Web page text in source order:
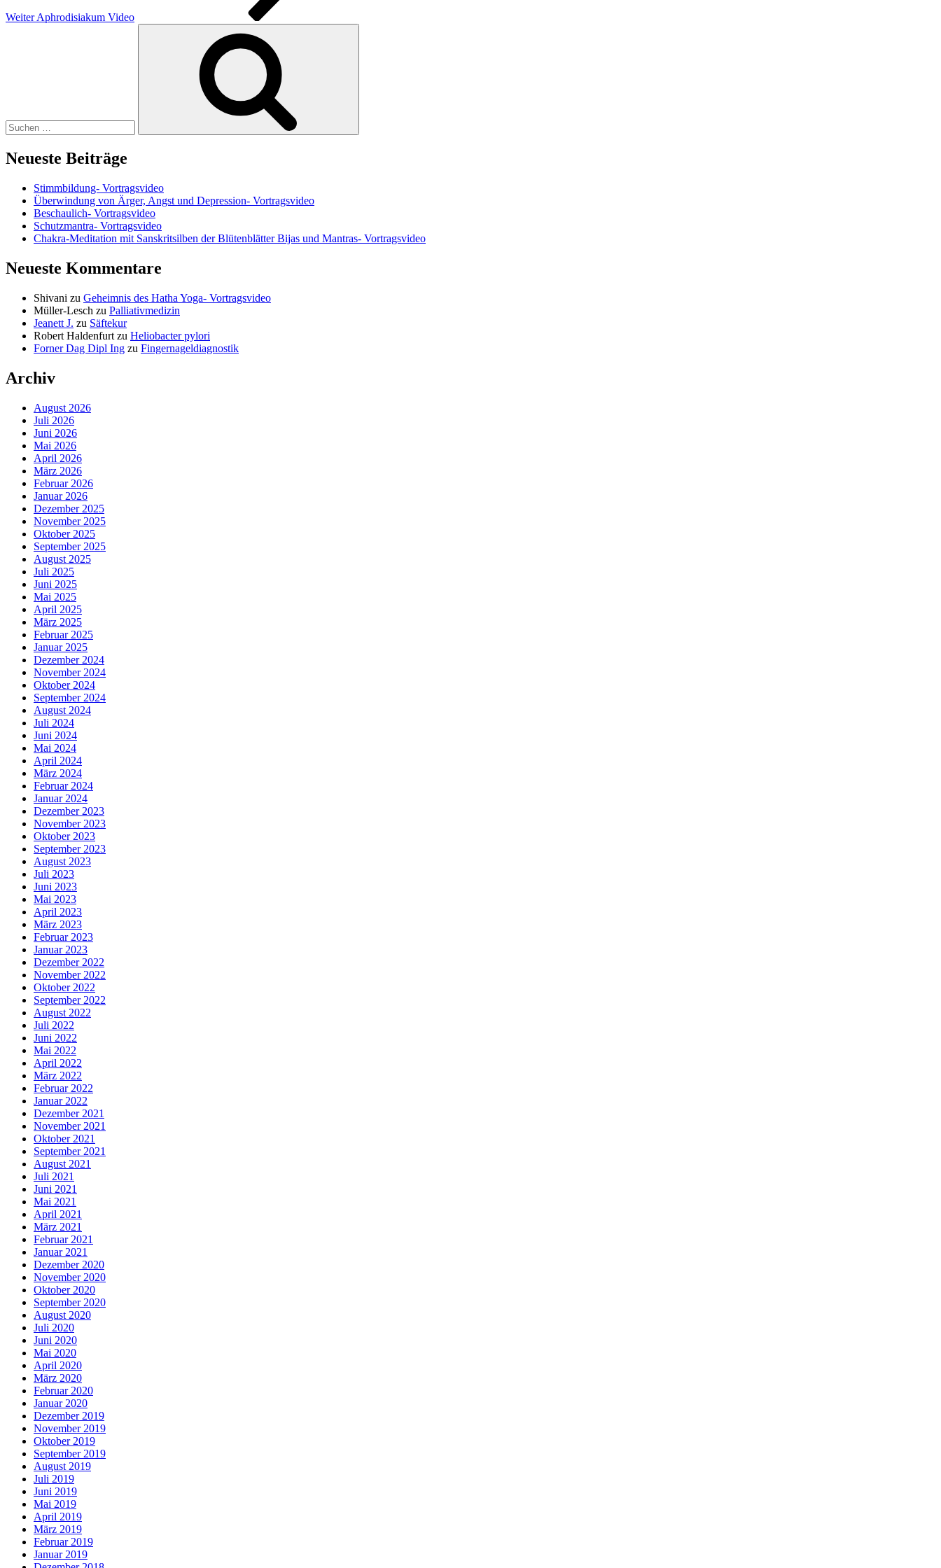
Weiter Aphrodisiakum Video
Neueste Beiträge
Stimmbildung- Vortragsvideo
Überwindung von Ärger, Angst und Depression- Vortragsvideo
Beschaulich- Vortragsvideo
Schutzmantra- Vortragsvideo
Chakra-Meditation mit Sanskritsilben der Blütenblätter Bijas und Mantras- Vortragsvideo
Neueste Kommentare
Shivani zu Geheimnis des Hatha Yoga- Vortragsvideo
Müller-Lesch zu Palliativmedizin
Jeanett J. zu Säftekur
Robert Haldenfurt zu Heliobacter pylori
Forner Dag Dipl Ing zu Fingernageldiagnostik
Archiv
August 2026
Juli 2026
Juni 2026
Mai 2026
April 2026
März 2026
Februar 2026
Januar 2026
Dezember 2025
November 2025
Oktober 2025
September 2025
August 2025
Juli 2025
Juni 2025
Mai 2025
April 2025
März 2025
Februar 2025
Januar 2025
Dezember 2024
November 2024
Oktober 2024
September 2024
August 2024
Juli 2024
Juni 2024
Mai 2024
April 2024
März 2024
Februar 2024
Januar 2024
Dezember 2023
November 2023
Oktober 2023
September 2023
August 2023
Juli 2023
Juni 2023
Mai 2023
April 2023
März 2023
Februar 2023
Januar 2023
Dezember 2022
November 2022
Oktober 2022
September 2022
August 2022
Juli 2022
Juni 2022
Mai 2022
April 2022
März 2022
Februar 2022
Januar 2022
Dezember 2021
November 2021
Oktober 2021
September 2021
August 2021
Juli 2021
Juni 2021
Mai 2021
April 2021
März 2021
Februar 2021
Januar 2021
Dezember 2020
November 2020
Oktober 2020
September 2020
August 2020
Juli 2020
Juni 2020
Mai 2020
April 2020
März 2020
Februar 2020
Januar 2020
Dezember 2019
November 2019
Oktober 2019
September 2019
August 2019
Juli 2019
Juni 2019
Mai 2019
April 2019
März 2019
Februar 2019
Januar 2019